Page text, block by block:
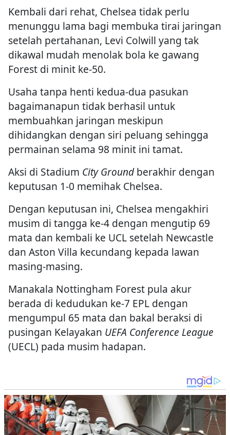
Kembali dari rehat, Chelsea tidak perlu
menunggu lama bagi membuka tirai jaringan
setelah pertahanan, Levi Colwill yang tak
dikawal mudah menolak bola ke gawang
Forest di minit ke-50.
Usaha tanpa henti kedua-dua pasukan
bagaimanapun tidak berhasil untuk
membuahkan jaringan meskipun
dihidangkan dengan siri peluang sehingga
permainan selama 98 minit ini tamat.
Aksi di Stadium City Groundberakhir dengan
keputusan 1-0 memihak Chelsea.
Dengan keputusan ini, Chelsea mengakhiri
musim di tangga ke-4 dengan mengutip 69
mata dan kembali ke UCL setelah Newcastle
dan Aston Villa kecundang kepada lawan
masing-masing.
Manakala Nottingham Forest pula akur
berada di kedudukan ke-7 EPL dengan
mengumpul 65 mata dan bakal beraksi di
pusingan Kelayakan UEFA Conference League
(UECL) pada musim hadapan.